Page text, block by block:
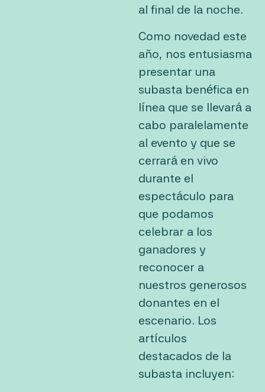
al final de la noche.
Como novedad este
año, nos entusiasma
presentar una
subasta benéfica en
línea que se llevará a
cabo paralelamente
al evento y que se
cerrará en vivo
durante el
espectáculo para
que podamos
celebrar a los
ganadores y
reconocer a
nuestros generosos
donantes en el
escenario. Los
artículos
destacados de la
subasta incluyen: